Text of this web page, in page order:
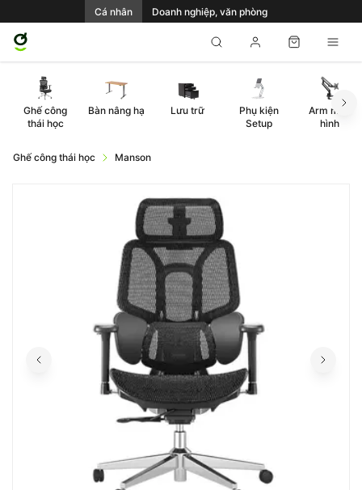
Cá nhân Doanh nghiệp, văn phòng
Ghế công
thái học
Bàn nâng hạ Lưu trữ
Phụ kiện
Setup
Arm màn
hình
Ghế công thái học Manson